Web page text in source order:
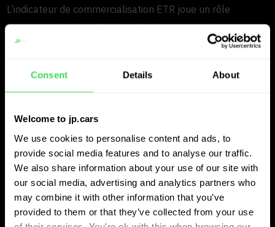
Consent Details About
Welcome to jp.cars
We use cookies to personalise content and ads, to
provide social media features and to analyse our traffic.
We also share information about your use of our site with
our social media, advertising and analytics partners who
may combine it with other information that you’ve
provided to them or that they’ve collected from your use
L’indicateur de commercialisation ETR joue un rôle
important dans les décisions d’achat. « Dans le segment
haut de gamme, le risque de stock ancien est toujours
désormais passer des voitures que nous aurions pu
acheter auparavant. »
Les données révèlent également des opportunités. « Nous
avons remarqué que les prix des Tesla Model 3 ont
considérablement baissé. Normalement, nous les